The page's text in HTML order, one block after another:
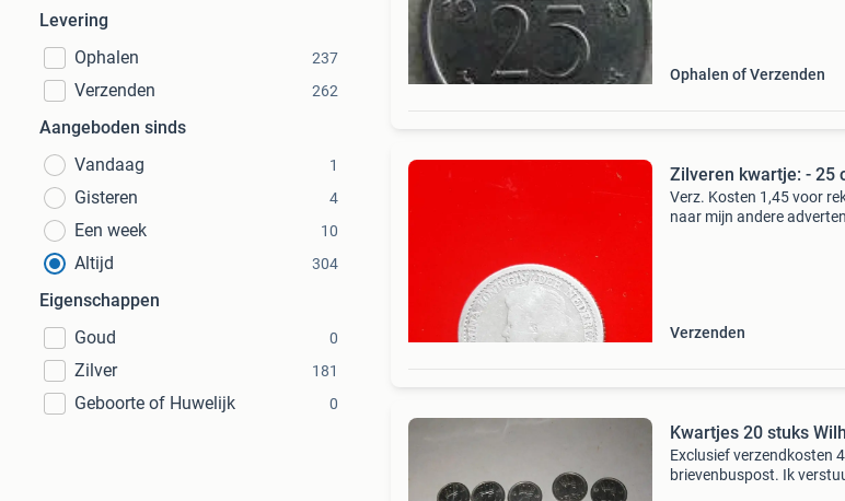
Levering
Ophalen
237
Verzenden 262
Aangeboden sinds
Vandaag
1
Gisteren 4
Een week 10
Altijd 304
Eigenschappen
Goud
0
Zilver 181
Geboorte of Huwelijk 0
Ophalen of Verzenden
Zilveren kwartje: - 25
Verz. Kosten 1,45 voor
naar mijn andere
Verzenden
Kwartjes 20 stuks
Exclusief verzendkosten
brievenbuspost. Ik